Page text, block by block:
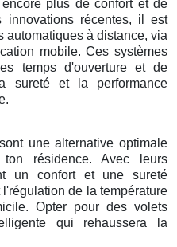
plus de confort et de
innovations récentes, il est
automatiques à distance, via
mobile. Ces systèmes
temps d'ouverture et de
sureté et la performance
une alternative optimale
résidence. Avec leurs
un confort et une sureté
de la température
Opter pour des volets
qui rehaussera la